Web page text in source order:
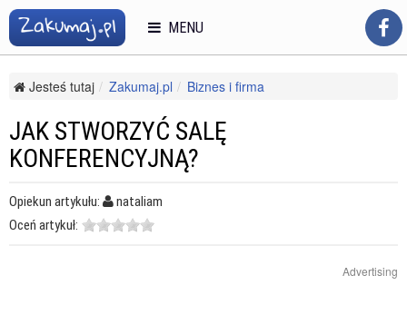
Jesteś tutaj Zakumaj.pl
Biznes i firma
Jak stworzyć salę konferencyjną?
JAK STWORZYĆ SALĘ
KONFERENCYJNĄ?
Opiekun artykułu:
nataliam
Oceń artykuł:
Advertising
MENU